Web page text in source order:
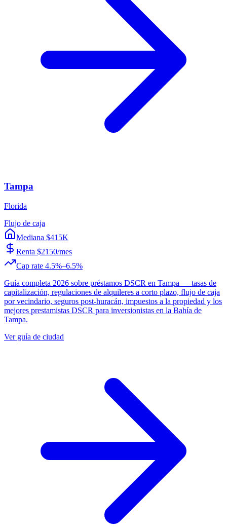
Tampa
Florida
Flujo de caja
Mediana $415K
Renta $2150/mes
Cap rate 4.5%–6.5%
Guía completa 2026 sobre préstamos DSCR en Tampa — tasas de
capitalización, regulaciones de alquileres a corto plazo, flujo de caja
por vecindario, seguros post-huracán, impuestos a la propiedad y los
mejores prestamistas DSCR para inversionistas en la Bahía de
Tampa.
Ver guía de ciudad